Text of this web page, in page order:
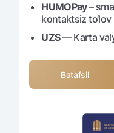
HUMOPay–
kontaktsiz to‘lov
UZS— Karta
Batafsil